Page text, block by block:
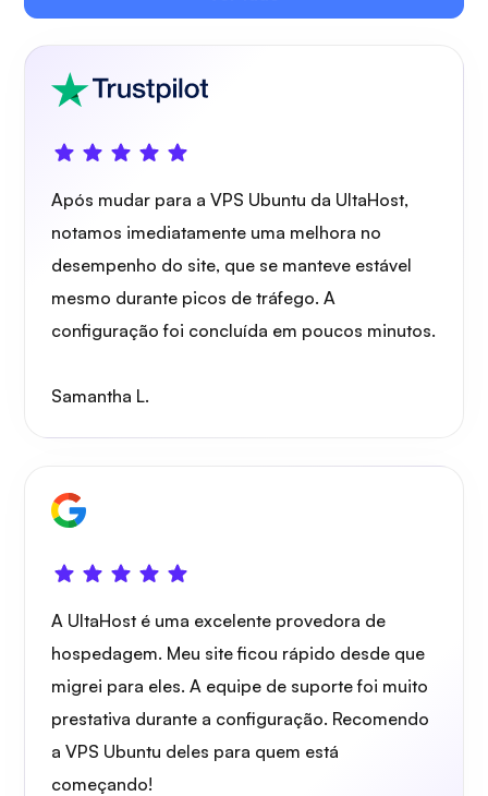
Guarda de arame
Raio X
Maravilha
Portainer
Após mudar para a VPS Ubuntu da UltaHost,
notamos imediatamente uma melhora no
desempenho do site, que se manteve estável
mesmo durante picos de tráfego. A
configuração foi concluída em poucos minutos.
Samantha L.
A UltaHost é uma excelente provedora de
hospedagem. Meu site ficou rápido desde que
migrei para eles. A equipe de suporte foi muito
prestativa durante a configuração. Recomendo
a VPS Ubuntu deles para quem está
começando!